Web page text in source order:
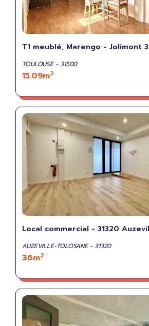
T1 meublé, Marengo - Jolimont
TOULOUSE - 31500
15.09m2
Local commercial - 31320
AUZEVILLE-TOLOSANE - 31320
36m2